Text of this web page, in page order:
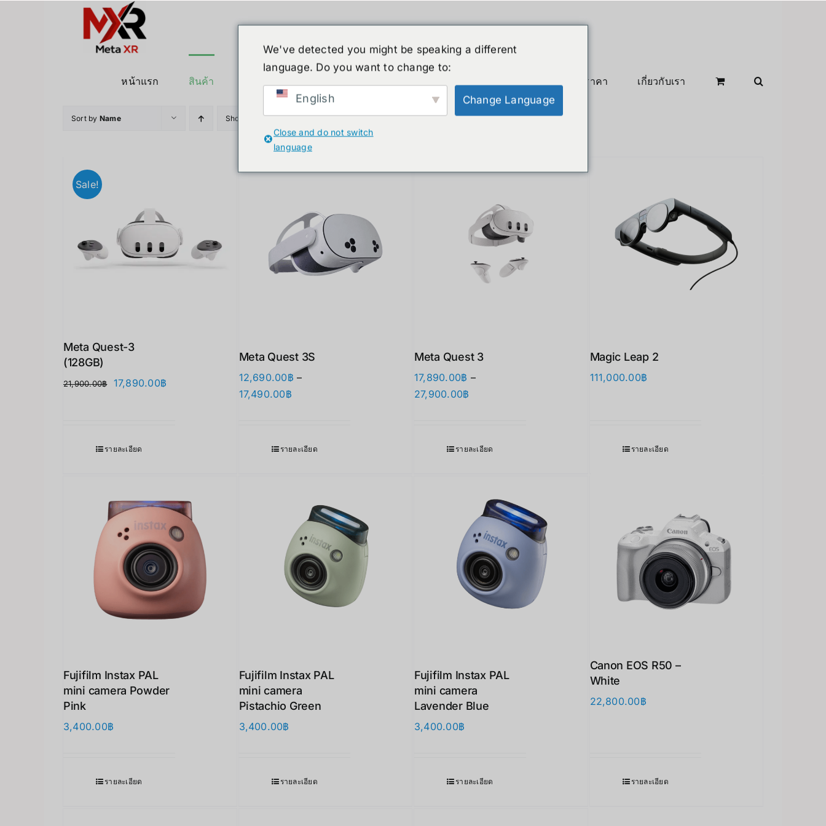
หน้าแรก
สินค้า สินค้าลดราคา เกี่ยวกับเรา
Sort by Name Show 24 Products
Sale!
Meta Quest-3
(128GB)
21,900.00฿
Original
17,890.00฿
รายละเอียด
Meta Quest 3S
12,690.00฿ –
17,490.00฿Price
through
รายละเอียด
Meta Quest 3
17,890.00฿ –
27,900.00฿
through
รายละเอียด
Magic Leap 2
111,000.00฿
รายละเอียด
Fujifilm Instax PAL
mini camera Powder
Pink
3,400.00฿
รายละเอียด
Fujifilm Instax PAL
mini camera
Pistachio Green
3,400.00฿
รายละเอียด
Fujifilm Instax PAL
mini camera
Lavender Blue
3,400.00฿
รายละเอียด
Canon EOS R50 –
White
22,800.00฿
รายละเอียด
We've detected you might be speaking a different
language. Do you want to change to:
English Change Language
Close and do not switch
language